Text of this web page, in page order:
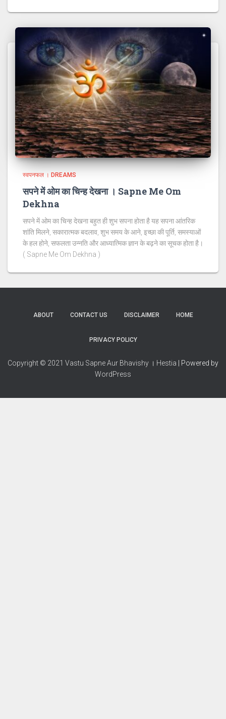
स्वपनफल । DREAMS
सपने में ओम का चिन्ह देखना । Sapne Me Om
Dekhna
सपने में ओम का चिन्ह देखना बहुत ही शुभ सपना होता है यह सपना आंतरिक
शांति मिलने, सकारात्मक बदलाव, शुभ समय के आने, इच्छा की पूर्ति, समस्याओं
के हल होने, सफलता उन्नति और आध्यात्मिक ज्ञान के बढ़ने का सूचक होता है।
( Sapne Me Om Dekhna )
ABOUT CONTACT US DISCLAIMER HOME
PRIVACY POLICY
Copyright © 2021 Vastu Sapne Aur Bhavishy । Hestia | Powered by
WordPress